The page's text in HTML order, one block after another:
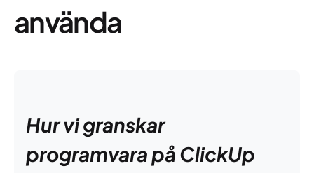
använda
Hur vi granskar
programvara på ClickUp